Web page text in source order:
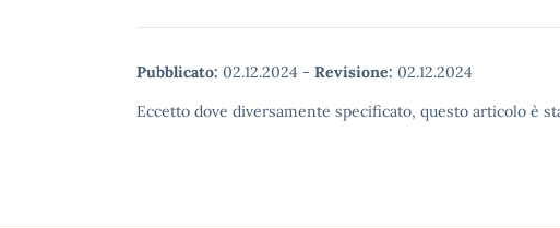
Pubblicato: 02.12.2024 - Revisione: 02.12.2024
Eccetto dove diversamente specificato, questo articolo è